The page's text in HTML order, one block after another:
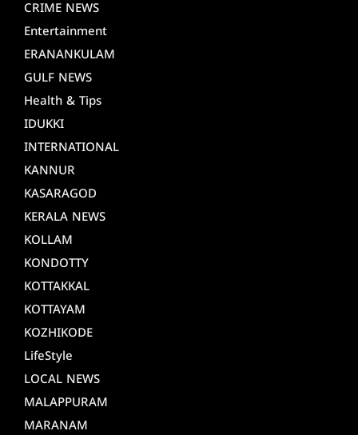
CRIME NEWS
Entertainment
ERANANKULAM
GULF NEWS
Health & Tips
IDUKKI
INTERNATIONAL
KANNUR
KASARAGOD
KERALA NEWS
KOLLAM
KONDOTTY
KOTTAKKAL
KOTTAYAM
KOZHIKODE
LifeStyle
LOCAL NEWS
MALAPPURAM
MARANAM